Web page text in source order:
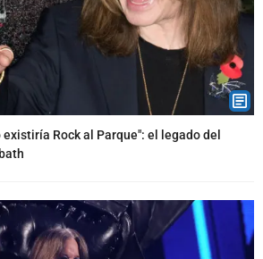
existiría Rock al Parque": el legado del